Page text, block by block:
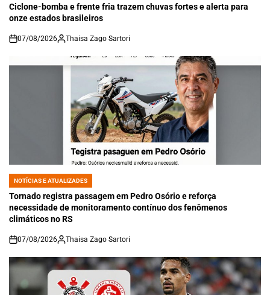
IN
Ciclone-bomba e frente fria trazem chuvas fortes e alerta para
onze estados brasileiros
on
07/08/2026 Thaisa Zago Sartori
POSTED
IN
NOTÍCIAS E ATUALIZADES
Tornado registra passagem em Pedro Osório e reforça
necessidade de monitoramento contínuo dos fenômenos
climáticos no RS
on
07/08/2026 Thaisa Zago Sartori